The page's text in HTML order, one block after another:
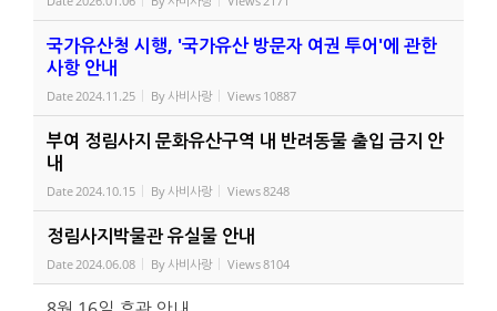
국가유산청 시행, '국가유산 방문자 여권 투어'에 관한
사항 안내
Date2024.11.25 By사비사랑 Views 10887
부여 정림사지 문화유산구역 내 반려동물 출입 금지 안
내
Date2024.10.15 By사비사랑 Views8248
정림사지박물관 유실물 안내
Date2024.06.08 By사비사랑 Views8104